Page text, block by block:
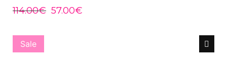
114.00€ 57.00€
Sale